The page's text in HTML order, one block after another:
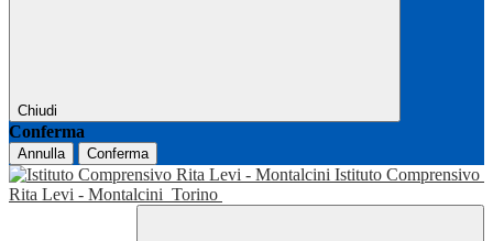
Chiudi
Conferma
Annulla Conferma
Istituto Comprensivo
Rita Levi - Montalcini Torino